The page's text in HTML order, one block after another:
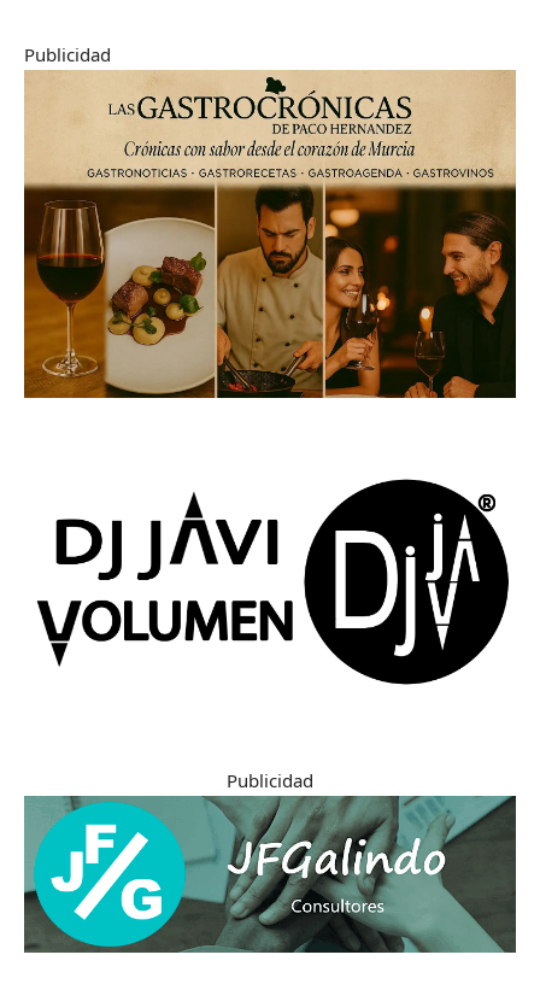
Publicidad
Publicidad